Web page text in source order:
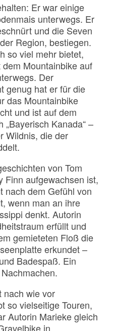
Er war einige
unterwegs. Er
und die Seven
Region, bestiegen.
so viel mehr bietet,
Mountainbike auf
Der
genug hat er für die
das Mountainbike
und ist auf dem
Kanada“ –
Wildnis, die der
von Tom
Finn aufgewachsen ist,
nach dem Gefühl von
wenn man an ihre
denkt. Autorin
erfüllt und
gemieteten Floß die
erkundet –
Badespaß. Ein
nach wie vor
so vielseitige Touren,
Autorin Marieke gleich
in